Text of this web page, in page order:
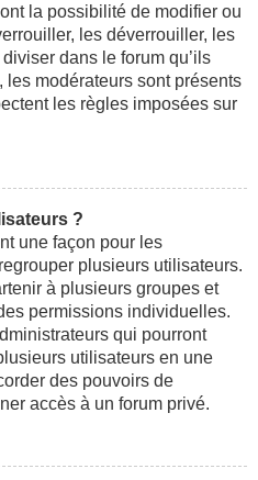
la possibilité de modifier ou
les déverrouiller, les
dans le forum qu’ils
modérateurs sont présents
les règles imposées sur
?
une façon pour les
plusieurs utilisateurs.
à plusieurs groupes et
permissions individuelles.
qui pourront
utilisateurs en une
des pouvoirs de
accès à un forum privé.